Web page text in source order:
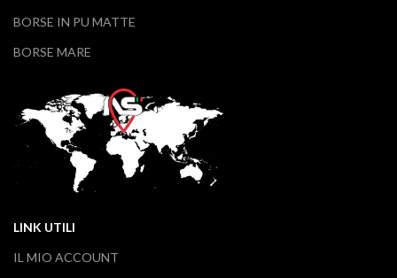
BORSE IN PU MATTE
BORSE MARE
LINK UTILI
IL MIO ACCOUNT